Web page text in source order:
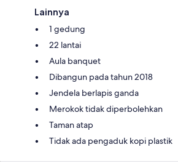
Lainnya
1 gedung
22 lantai
Aula banquet
Dibangun pada tahun 2018
Jendela berlapis ganda
Merokok tidak diperbolehkan
Taman atap
Tidak ada pengaduk kopi plastik